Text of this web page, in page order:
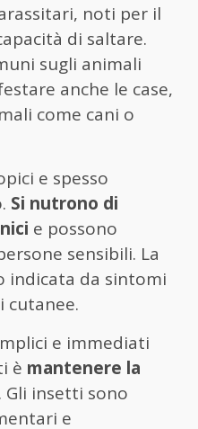
noti per il
di saltare.
sugli animali
anche le case,
come cani o
e spesso
Si nutrono di
e possono
sensibili. La
indicata da sintomi
cutanee.
e immediati
è mantenere la
. Gli insetti sono
e